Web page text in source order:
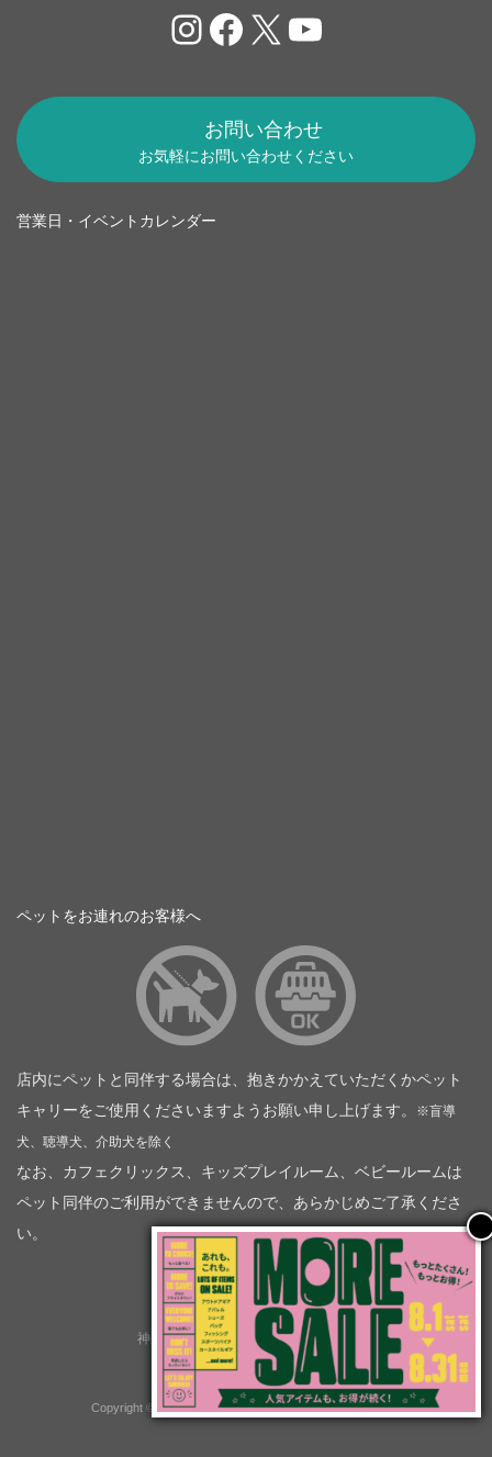
Instagram
Facebook
X YouTube
お問い合わせ
お気軽にお問い合わせください
営業日・イベントカレンダー
ペットをお連れのお客様へ
店内にペットと同伴する場合は、抱きかかえていただくかペット
キャリーをご使用くださいますようお願い申し上げます。
※盲導
犬、聴導犬、介助犬を除く
なお、カフェクリックス、キッズプレイルーム、ベビールームは
ペット同伴のご利用ができませんので、あらかじめご了承くださ
い。
神奈川トヨタ自動車（企業情報）
トヨタモビリティ神奈川
株式会社会社ＫＴグループ
Copyright © GOOD OPEN AIRS myX All Rights Reserved.